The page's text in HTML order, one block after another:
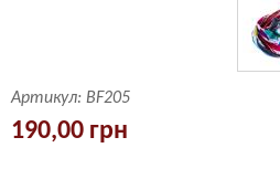
Артикул: BF205
190,00 грн